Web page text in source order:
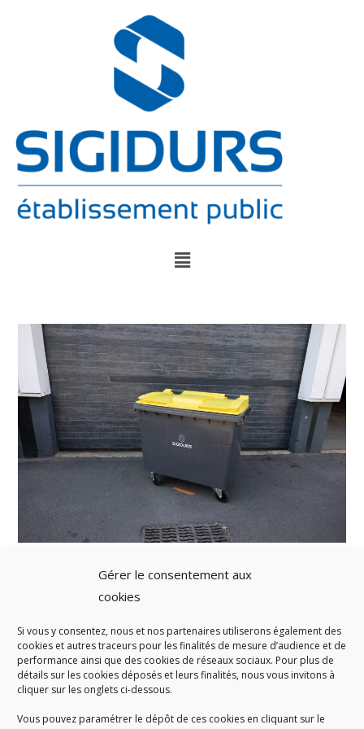
Gérer le consentement aux
cookies
Si vous y consentez, nous et nos partenaires utiliserons également des
cookies et autres traceurs pour les finalités de mesure d’audience et de
performance ainsi que des cookies de réseaux sociaux. Pour plus de
détails sur les cookies déposés et leurs finalités, nous vous invitons à
cliquer sur les onglets ci-dessous.
Vous pouvez paramétrer le dépôt de ces cookies en cliquant sur le
A SAVOIR
Créé en 1978, le Sigidurs est un établissement public quiexerce
des missions de service public : la prévention, la collecte et la